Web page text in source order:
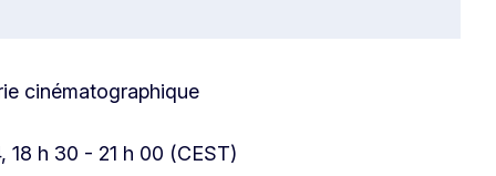
cinématographique
18 h 30 - 21 h 00 (CEST)